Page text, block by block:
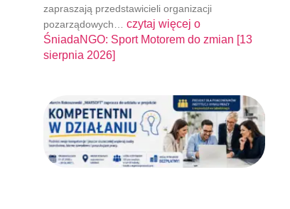
zapraszają przedstawicieli organizacji
pozarządowych… czytaj więcej o
ŚniadaNGO: Sport Motorem do zmian [13
sierpnia 2026]